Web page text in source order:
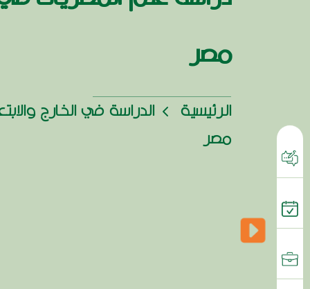
مصر
الرئيسية الدراسة في الخارج
مصر